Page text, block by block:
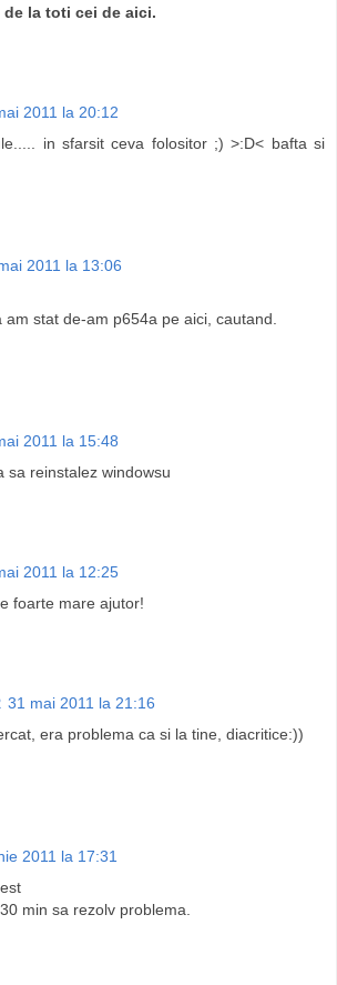
de la toti cei de aici.
2011 la 20:12
in sfarsit ceva folositor ;) >:D< bafta si
2011 la 13:06
am stat de-am p654a pe aici, cautand.
2011 la 15:48
sa reinstalez windowsu
2011 la 12:25
foarte mare ajutor!
31 mai 2011 la 21:16
era problema ca si la tine, diacritice:))
2011 la 17:31
min sa rezolv problema.